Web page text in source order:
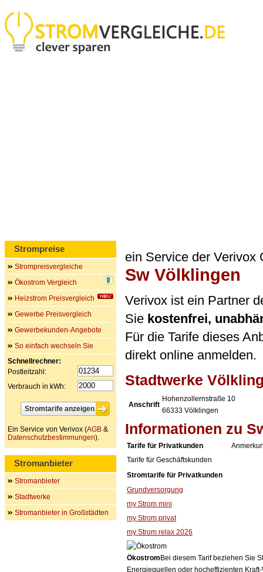
ein Service der Verivox
Sw Völklingen
Verivox ist ein Partner
Sie kostenfrei,
Für die Tarife dieses
direkt online anmelden.
Stadtwerke
Anschrift
Hohenzollernstraße 10
66333 Völklingen
Informationen zu
Tarife für Privatkunden
Tarife für Geschäftskunden
Stromtarife für Privatkunden
Grundversorgung
my Strom mini
my Strom privat
my Strom relax 2026
Ökostrom Bei diesem Tarif beziehen Sie
Energiequellen oder hocheffizienten
Strompreise
Strompreisvergleiche
Ökostrom Vergleich
Heizstrom Preisvergleich
Gewerbe Preisvergleich
Gewerbekunden-Angebote
So einfach wechseln Sie
Schnellrechner:
Postleitzahl:
Verbrauch in kWh:
Ein Service von Verivox (AGB &
Datenschutzbestimmungen).
Stromanbieter
Stromanbieter
Stadtwerke
Stromanbieter in Großstädten